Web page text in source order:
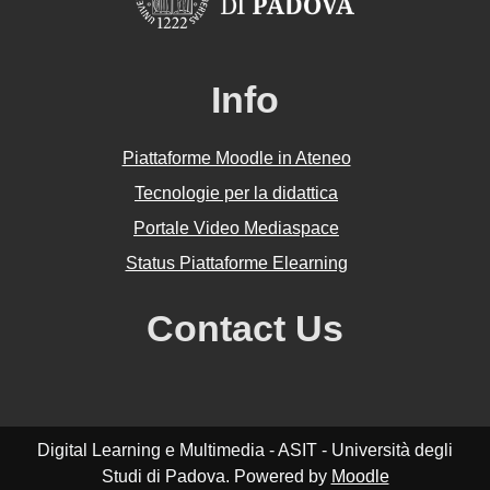
Info
Piattaforme Moodle in Ateneo
Tecnologie per la didattica
Portale Video Mediaspace
Status Piattaforme Elearning
Contact Us
Digital Learning e Multimedia - ASIT - Università degli
Studi di Padova. Powered by Moodle